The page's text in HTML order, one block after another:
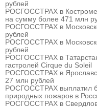
рублей
РОСГОССТРАХ в Костроме
на сумму более 471 млн
РОСГОССТРАХ в
рублей
РОСГОССТРАХ в
рублей
РОСГОССТРАХ в
гастролей Cirque du Soleil
РОСГОССТРАХ в
27 млн рублей
РОСГОССТРАХ выплатил
природных пожаров в
РОСГОССТРАХ в